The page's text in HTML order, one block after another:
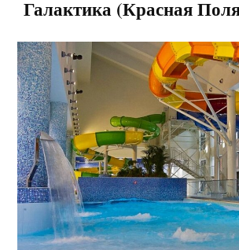
Галактика (Красная